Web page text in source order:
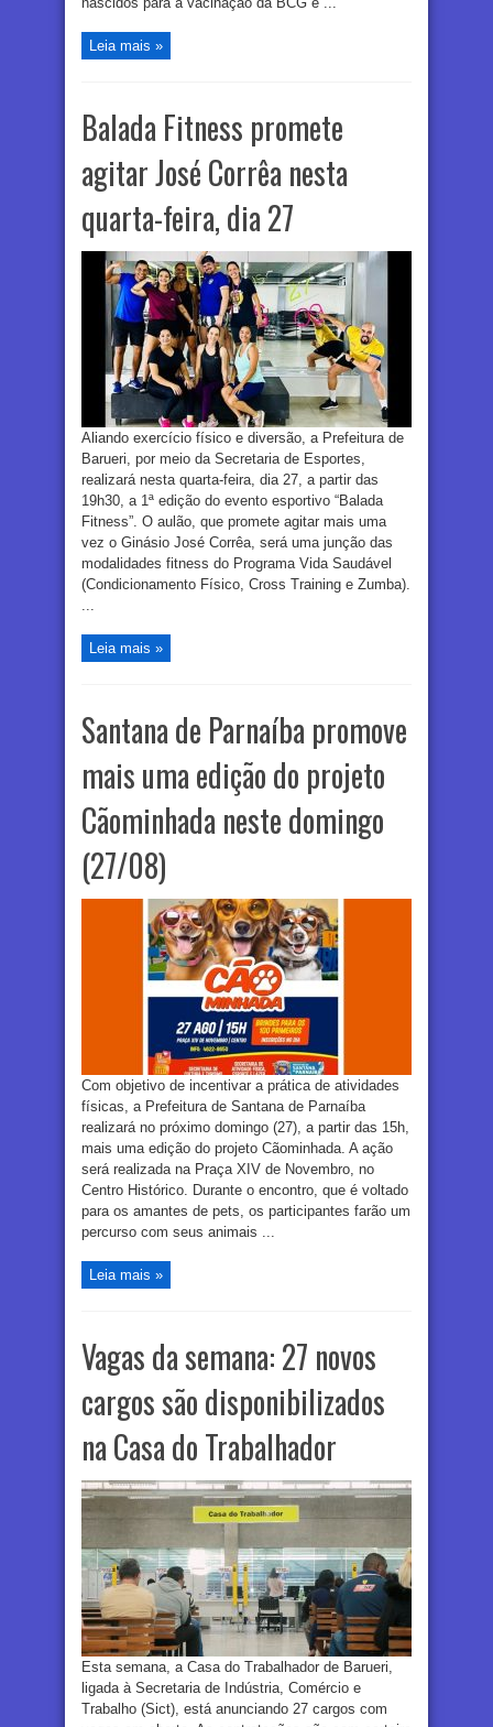
Leia mais »
Balada Fitness promete
agitar José Corrêa nesta
quarta-feira, dia 27
Aliando exercício físico e diversão, a Prefeitura de
Barueri, por meio da Secretaria de Esportes,
realizará nesta quarta-feira, dia 27, a partir das
19h30, a 1ª edição do evento esportivo “Balada
Fitness”. O aulão, que promete agitar mais uma
vez o Ginásio José Corrêa, será uma junção das
modalidades fitness do Programa Vida Saudável
(Condicionamento Físico, Cross Training e Zumba).
...
Leia mais »
Santana de Parnaíba promove
mais uma edição do projeto
Cãominhada neste domingo
(27/08)
Com objetivo de incentivar a prática de atividades
físicas, a Prefeitura de Santana de Parnaíba
realizará no próximo domingo (27), a partir das 15h,
mais uma edição do projeto Cãominhada. A ação
será realizada na Praça XIV de Novembro, no
Centro Histórico. Durante o encontro, que é voltado
para os amantes de pets, os participantes farão um
percurso com seus animais ...
Leia mais »
Vagas da semana: 27 novos
cargos são disponibilizados
na Casa do Trabalhador
Esta semana, a Casa do Trabalhador de Barueri,
ligada à Secretaria de Indústria, Comércio e
Trabalho (Sict), está anunciando 27 cargos com